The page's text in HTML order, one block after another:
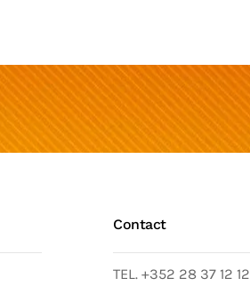
Contact
TEL. +352 28 37 12 12